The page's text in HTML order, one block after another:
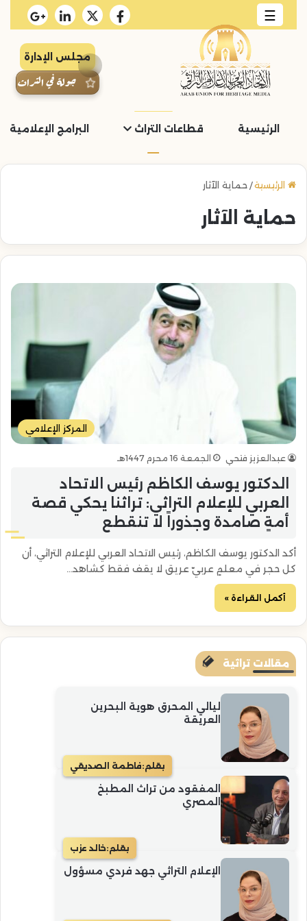
☰
مجلس الإدارة
جولة في التراث
الرئيسية قطاعات التراث البرامج الإعلامية
الرئيسية/ حماية الآثار
حماية الآثار
المركز الإعلامي
عبدالعزيز فتحي الجمعة 16 محرم 1447هـ
الدكتور يوسف الكاظم رئيس الاتحاد
العربي للإعلام التراثي: تراثنا يحكي قصة
أمةٍ صامدة وجذوراً لا تنقطع
أكد الدكتور يوسف الكاظم، رئيس الاتحاد العربي للإعلام التراثي، أن
كل حجر في معلمٍ عربيّ عريق لا يقف فقط كشاهد…
أكمل القراءة »
مقالات تراثية
ليالي المحرق هوية البحرين
العريقة
بقلم:فاطمة الصديقي
المفقود من تراث المطبخ
المصري
بقلم:خالد عزب
الإعلام التراثي جهد فردي مسؤول